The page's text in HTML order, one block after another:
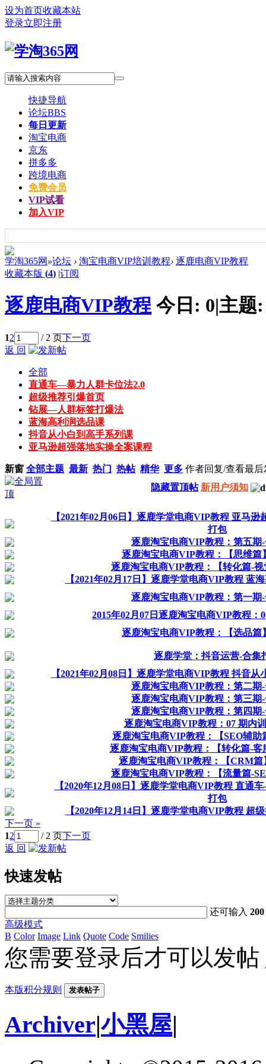
设为首页收藏本站
登录立即注册
快捷导航
论坛BBS
每日更新
淘宝电商
京东
拼多多
跨境电商
免费会员
VIP试看
加入VIP
学淘365网 »论坛 › 淘宝电商VIP培训教程› 逐鹿电商VIP教程
收藏本版 (4) |订阅
逐鹿电商VIP教程 今日: 0|主
12 / 2 页下一页
返 回
全部
直通车—暴力人群卡位法2.0
超级推荐引爆首页
钻展—人群标签打爆法
蓝海高利润选品课
抖音从小白到高手系列课
亚马逊超强落地实操全案课程
新窗 全部主题 最新 热门 热帖 精华 更多 作者回复/查看最后
隐藏置顶帖 新用户须知
【2021年02月06日】逐鹿学堂电商VIP教程 亚马
打包
逐鹿淘宝电商VIP教程：第五期
逐鹿淘宝电商VIP教程：【思维篇
逐鹿淘宝电商VIP教程：【转化篇-视
【2021年02月17日】逐鹿学堂电商VIP教程 蓝
逐鹿淘宝电商VIP教程：第一期
2015年02月07日逐鹿淘宝电商VIP教程：
逐鹿淘宝电商VIP教程：【选品篇
逐鹿学堂：抖音运营-合集
【2021年02月08日】逐鹿学堂电商VIP教程 抖音
逐鹿淘宝电商VIP教程：第二期
逐鹿淘宝电商VIP教程：第三期
逐鹿淘宝电商VIP教程：第四期
逐鹿淘宝电商VIP教程：07 期内
逐鹿淘宝电商VIP教程：【SEO辅助
逐鹿淘宝电商VIP教程：【转化篇-客
逐鹿淘宝电商VIP教程：【CRM篇
逐鹿淘宝电商VIP教程：【流量篇-
【2020年12月08日】逐鹿学堂电商VIP教程 直通
打包
【2020年12月14日】逐鹿学堂电商VIP教程 超
下一页 »
12 / 2 页下一页
返 回
快速发帖
还可输入200
高级模式
B Color Image Link Quote Code Smilies
您需要登录后才可以发帖
本版积分规则 发表帖子
Archiver|小黑屋|